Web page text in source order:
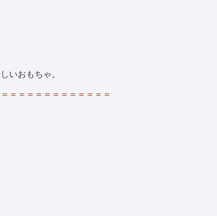
いおもちゃ。
＝＝＝＝＝＝＝＝＝＝＝＝